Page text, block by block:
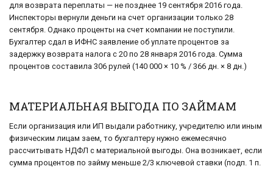
для возврата переплаты — не позднее 19 сентября 2016 года.
Инспекторы вернули деньги на счет организации только 28
сентября. Однако проценты на счет компании не поступили.
Бухгалтер сдал в ИФНС заявление об уплате процентов за
задержку возврата налога с 20 по 28 января 2016 года. Сумма
процентов составила 306 рулей (140 000 × 10 % / 366 дн. × 8 дн.)
МАТЕРИАЛЬНАЯ ВЫГОДА ПО ЗАЙМАМ
Если организация или ИП выдали работнику, учредителю или иным
физическим лицам заем, то бухгалтеру нужно ежемесячно
рассчитывать НДФЛ с материальной выгоды. Она возникает, если
сумма процентов по займу меньше 2/3 ключевой ставки (подп. 1 п.